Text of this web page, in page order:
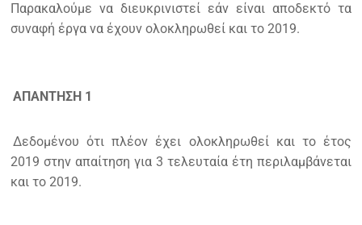
Παρακαλούμε να διευκρινιστεί εάν είναι αποδεκτό τα
συναφή έργα να έχουν ολοκληρωθεί και το 2019.
ΑΠΑΝΤΗΣΗ 1
Δεδομένου ότι πλέον έχει ολοκληρωθεί και το έτος
2019 στην απαίτηση για 3 τελευταία έτη περιλαμβάνεται
και το 2019.